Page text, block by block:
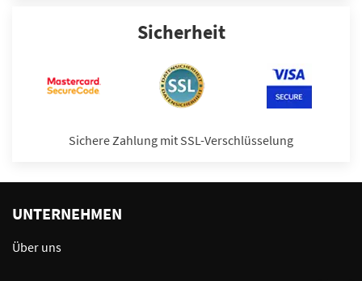
Sicherheit
Sichere Zahlung mit SSL-Verschlüsselung
UNTERNEHMEN
Über uns